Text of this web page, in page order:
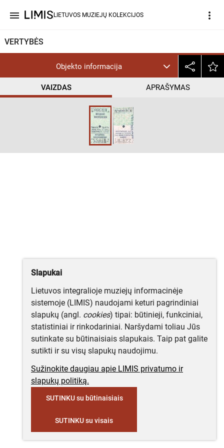
menu LIETUVOS MUZIEJŲ KOLEKCIJOS more_vert
VERTYBĖS
Objekto informacija
VAIZDAS APRAŠYMAS
CC BY-NC-ND
Slapukai
Lietuvos integralioje muziejų informacinėje
sistemoje (LIMIS) naudojami keturi pagrindiniai
slapukų (angl. cookies) tipai: būtinieji, funkciniai,
statistiniai ir rinkodariniai. Naršydami toliau Jūs
sutinkate su būtinaisiais slapukais. Taip pat galite
sutikti ir su visų slapukų naudojimu.
Sužinokite daugiau apie LIMIS privatumo ir
slapukų politiką.
SUTINKU su būtinaisiais
SUTINKU su visais